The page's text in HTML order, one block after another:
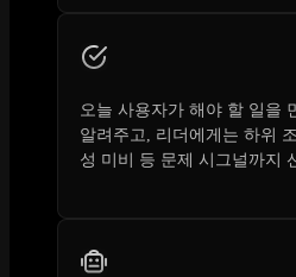
오늘 사용자가 해야 할 일을
알려주고, 리더에게는 하위
성 미비 등 문제 시그널까지